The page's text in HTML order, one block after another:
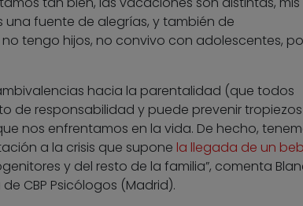
una fuente de alegrías, y también de
tengo hijos, no convivo con adolescentes,
hacia la parentalidad (que todos
de responsabilidad y puede prevenir tropiezos
nos enfrentamos en la vida. De hecho,
a la crisis que supone la llegada de un
y del resto de la familia”, comenta
CBP Psicólogos (Madrid).